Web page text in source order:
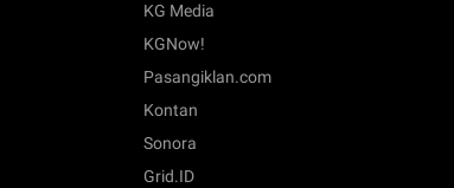
KG Media
KGNow!
Pasangiklan.com
Kontan
Sonora
Grid.ID